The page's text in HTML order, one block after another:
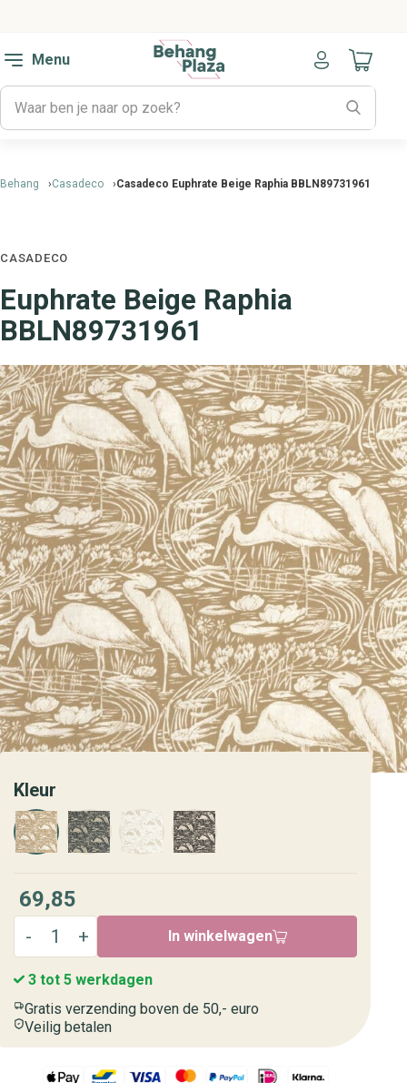
Menu
Naar
Behang Casadeco Casadeco Euphrate Beige Raphia BBLN89731961
CASADECO
Euphrate Beige Raphia
BBLN89731961
Kleur
69,85
In winkelwagen
3 tot 5 werkdagen
Gratis verzending boven de 50,- euro
Veilig betalen